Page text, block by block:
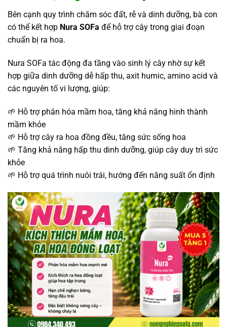
Bên cạnh quy trình chăm sóc đất, rễ và dinh dưỡng, bà con
có thể kết hợp Nura SOFa để hỗ trợ cây trong giai đoạn
chuẩn bị ra hoa.
Nura SOFa tác động đa tầng vào sinh lý cây nhờ sự kết
hợp giữa dinh dưỡng dễ hấp thu, axit humic, amino acid và
các nguyên tố vi lượng, giúp:
🌱 Hỗ trợ phân hóa mầm hoa, tăng khả năng hình thành
mầm khỏe
🌱 Hỗ trợ cây ra hoa đồng đều, tăng sức sống hoa
🌱 Tăng khả năng hấp thu dinh dưỡng, giúp cây duy trì sức
khỏe
🌱 Hỗ trợ quá trình nuôi trái, hướng đến năng suất ổn định